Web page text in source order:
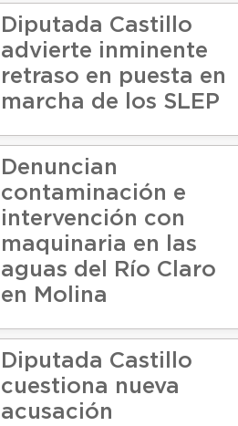
Diputada Castillo
advierte inminente
retraso en puesta en
marcha de los SLEP
Denuncian
contaminación e
intervención con
maquinaria en las
aguas del Río Claro
en Molina
Diputada Castillo
cuestiona nueva
acusación